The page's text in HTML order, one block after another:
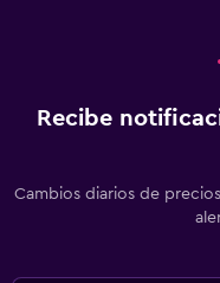
Recibe
Cambios diarios de